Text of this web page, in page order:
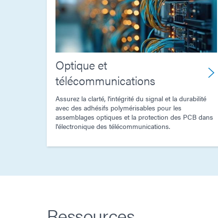
Optique et
télécommunications
Assurez la clarté, l'intégrité du signal et la durabilité
avec des adhésifs polymérisables pour les
assemblages optiques et la protection des PCB dans
l'électronique des télécommunications.